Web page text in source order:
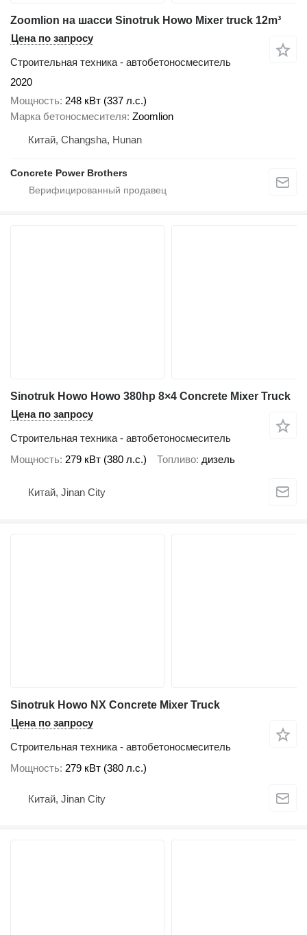
Zoomlion на шасси Sinotruk Howo Mixer truck 12m³
Цена по запросу
Строительная техника - автобетоносмеситель
2020
Мощность 248 кВт (337 л.с.)
Марка бетоносмесителя Zoomlion
Китай, Changsha, Hunan
Concrete Power Brothers
Sinotruk Howo Howo 380hp 8×4 Concrete Mixer Truck
Цена по запросу
Строительная техника - автобетоносмеситель
Мощность 279 кВт (380 л.с.) Топливо дизель
Китай, Jinan City
Sinotruk Howo NX Concrete Mixer Truck
Цена по запросу
Строительная техника - автобетоносмеситель
Мощность 279 кВт (380 л.с.)
Китай, Jinan City